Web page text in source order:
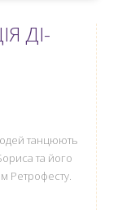
ДІ-
танцюють
та його
Ретрофесту.